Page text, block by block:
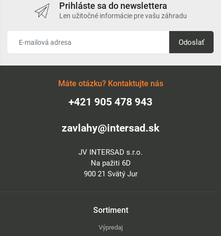
Prihláste sa do newslettera
Len užitočné informácie pre vašu záhradu
Odoslať
Máte otázku? Kontaktujte nás
+421 905 478 943
zavlahy@intersad.sk
JV INTERSAD s.r.o.
Na pažiti 6D
900 21 Svätý Jur
Sortiment
Výpredaj